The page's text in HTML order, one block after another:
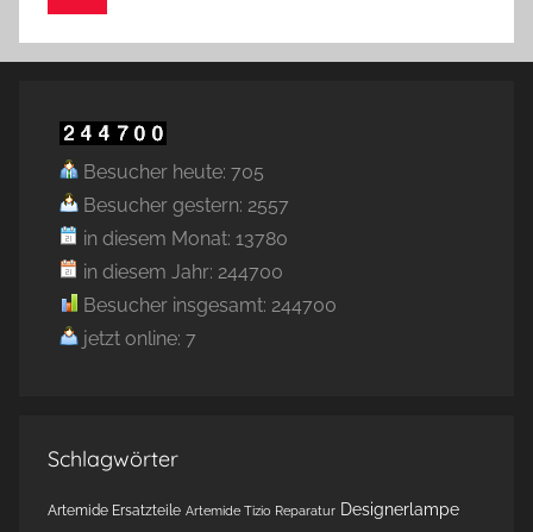
Besucher heute: 705
Besucher gestern: 2557
in diesem Monat: 13780
in diesem Jahr: 244700
Besucher insgesamt: 244700
jetzt online: 7
Schlagwörter
Artemide Ersatzteile Artemide Tizio Reparatur Designerlampe